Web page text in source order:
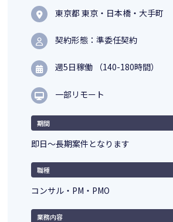
東京都 東京・日本橋・大手町
契約形態：準委任契約
週5日稼働 （140-180時間）
一部リモート
期間
即日～長期案件となります
職種
コンサル・PM・PMO
業務内容